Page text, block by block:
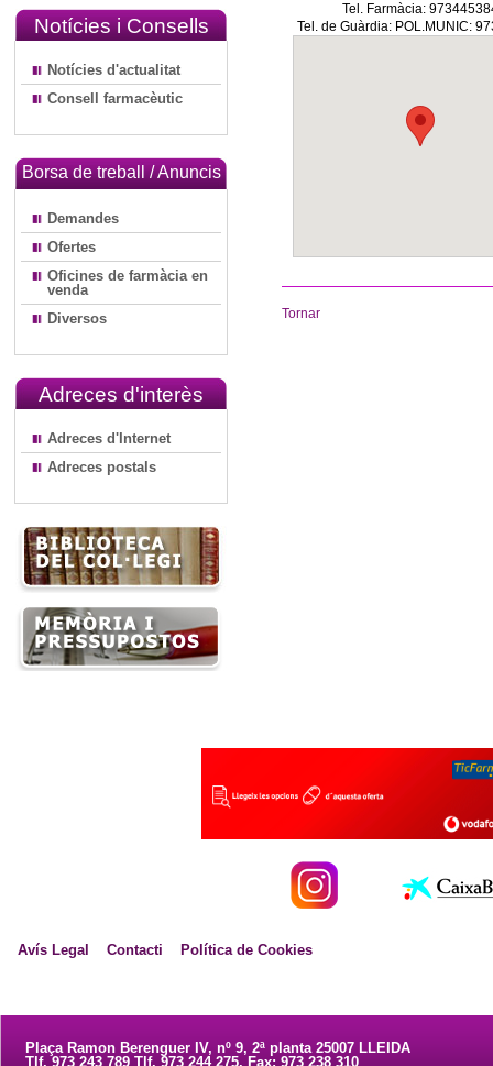
Notícies i Consells
Notícies d'actualitat
Consell farmacèutic
Borsa de treball / Anuncis
Demandes
Ofertes
Oficines de farmàcia en
venda
Diversos
Adreces d'interès
Adreces d'Internet
Adreces postals
Tel. Farmàcia:
Tel. de Guàrdia: POL.MUNIC:
Tornar
Avís Legal Contacti Política de Cookies
Plaça Ramon Berenguer IV, nº 9, 2ª planta 25007 LLEIDA
Tlf. 973 243 789 Tlf. 973 244 275. Fax: 973 238 310